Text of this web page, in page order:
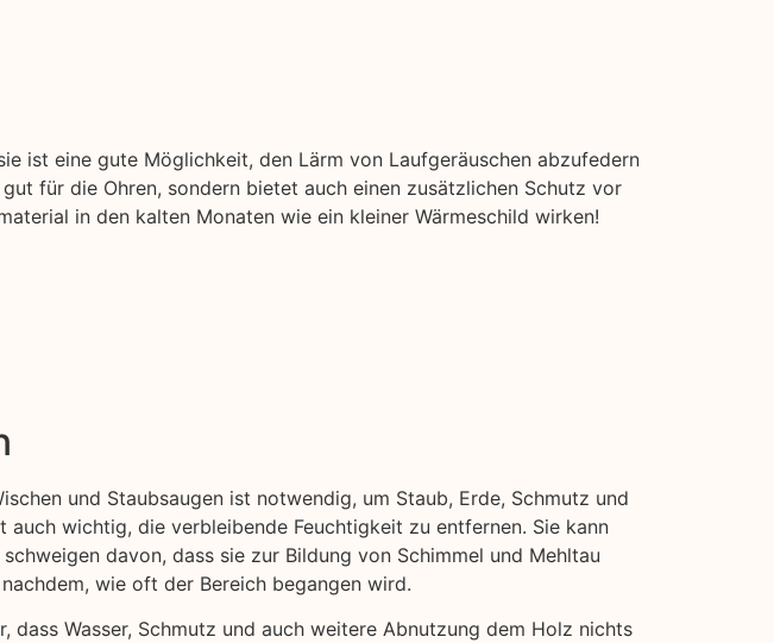
ist eine gute Möglichkeit, den Lärm von Laufgeräuschen abzufedern
für die Ohren, sondern bietet auch einen zusätzlichen Schutz vor
in den kalten Monaten wie ein kleiner Wärmeschild wirken!
und Staubsaugen ist notwendig, um Staub, Erde, Schmutz und
wichtig, die verbleibende Feuchtigkeit zu entfernen. Sie kann
davon, dass sie zur Bildung von Schimmel und Mehltau
wie oft der Bereich begangen wird.
Wasser, Schmutz und auch weitere Abnutzung dem Holz nichts